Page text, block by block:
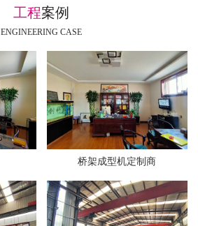
工程案例
ENGINEERING CASE
桥架成型机定制商